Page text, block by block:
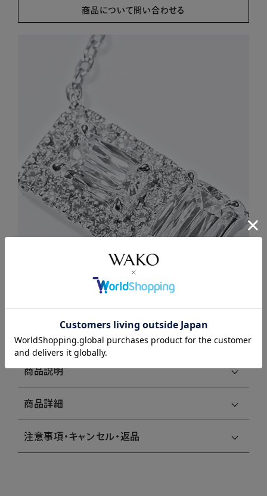
商品について問い合わせる
商品説明
商品詳細
注意事項・キャンセル・返品